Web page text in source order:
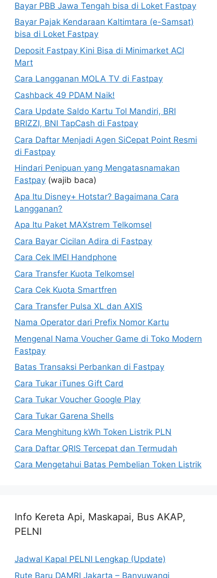
Bayar PBB Jawa Tengah bisa di Loket Fastpay
Bayar Pajak Kendaraan Kaltimtara (e-Samsat)
bisa di Loket Fastpay
Deposit Fastpay Kini Bisa di Minimarket ACI
Mart
Cara Langganan MOLA TV di Fastpay
Cashback 49 PDAM Naik!
Cara Update Saldo Kartu Tol Mandiri, BRI
BRIZZI, BNI TapCash di Fastpay
Cara Daftar Menjadi Agen SiCepat Point Resmi
di Fastpay
Hindari Penipuan yang Mengatasnamakan
Fastpay (wajib baca)
Apa Itu Disney+ Hotstar? Bagaimana Cara
Langganan?
Apa Itu Paket MAXstrem Telkomsel
Cara Bayar Cicilan Adira di Fastpay
Cara Cek IMEI Handphone
Cara Transfer Kuota Telkomsel
Cara Cek Kuota Smartfren
Cara Transfer Pulsa XL dan AXIS
Nama Operator dari Prefix Nomor Kartu
Mengenal Nama Voucher Game di Toko Modern
Fastpay
Batas Transaksi Perbankan di Fastpay
Cara Tukar iTunes Gift Card
Cara Tukar Voucher Google Play
Cara Tukar Garena Shells
Cara Menghitung kWh Token Listrik PLN
Cara Daftar QRIS Tercepat dan Termudah
Cara Mengetahui Batas Pembelian Token Listrik
Info Kereta Api, Maskapai, Bus AKAP,
PELNI
Jadwal Kapal PELNI Lengkap (Update)
Rute Baru DAMRI Jakarta – Banyuwangi